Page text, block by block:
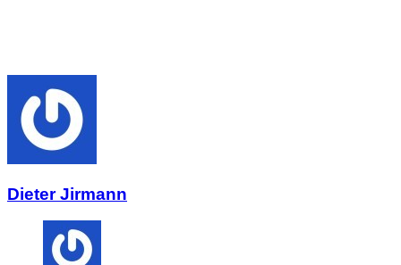
Dieter Jirmann